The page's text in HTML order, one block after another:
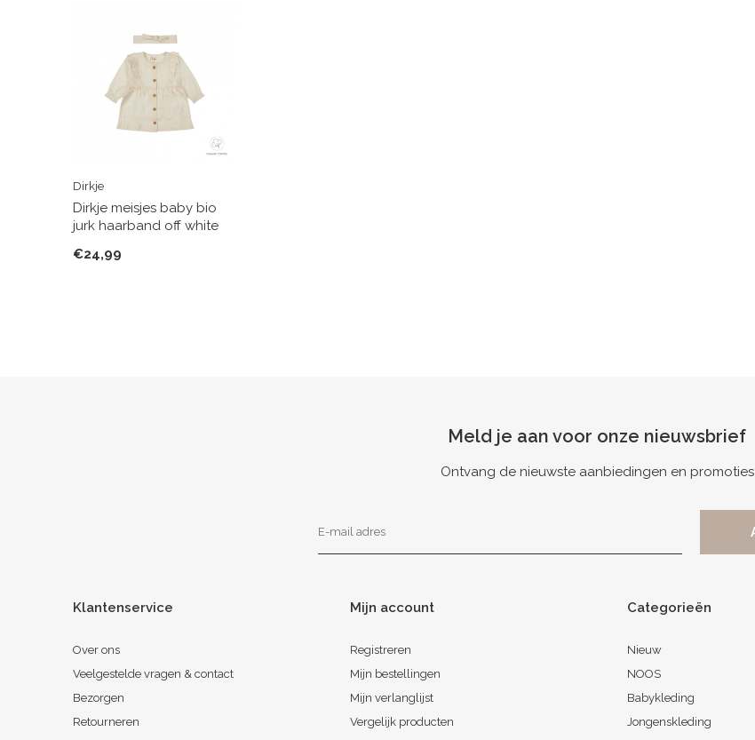
Dirkje
Dirkje meisjes baby bio
jurk haarband off white
€24,99
Meld je aan voor onze nieuwsbrief
Ontvang de nieuwste aanbiedingen en promoties
Klantenservice
Over ons
Veelgestelde vragen & contact
Bezorgen
Retourneren
Mijn account
Registreren
Mijn bestellingen
Mijn verlanglijst
Vergelijk producten
Categorieën
Nieuw
NOOS
Babykleding
Jongenskleding